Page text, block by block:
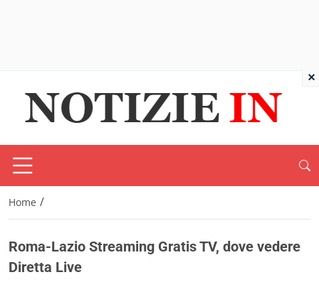
Home /
Roma-Lazio Streaming Gratis TV, dove vedere
Diretta Live
×